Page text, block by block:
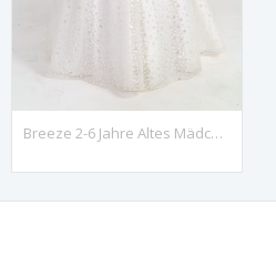
Breeze 2-6 Jahre Altes Mädchenkleid 20006 Off White